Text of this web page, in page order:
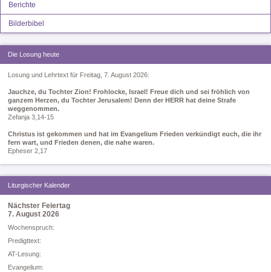
Berichte
Bilderbibel
Die Losung heute
Losung und Lehrtext für Freitag, 7. August 2026:
Jauchze, du Tochter Zion! Frohlocke, Israel! Freue dich und sei fröhlich von
ganzem Herzen, du Tochter Jerusalem! Denn der HERR hat deine Strafe
weggenommen.
Zefanja 3,14-15
Christus ist gekommen und hat im Evangelium Frieden verkündigt euch, die ihr
fern wart, und Frieden denen, die nahe waren.
Epheser 2,17
Liturgischer Kalender
Nächster Feiertag
7. August 2026
Woc­hen­spruch:
Pre­digt­text:
AT-Le­sung:
E­van­ge­li­um: